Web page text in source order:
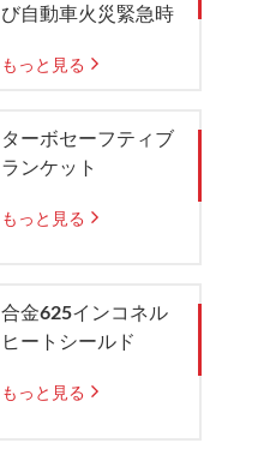
び自動車火災緊急時
もっと見る
ターボセーフティブ
ランケット
もっと見る
合金625インコネル
ヒートシールド
もっと見る